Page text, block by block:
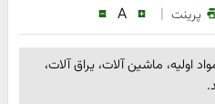
پرینت |
A
اولیه، ماشین آلات، یراق آلات،